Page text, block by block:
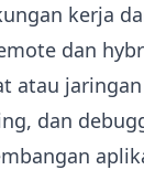
kerja
dan
atau
dan